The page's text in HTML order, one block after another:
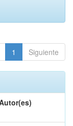
1 Siguiente